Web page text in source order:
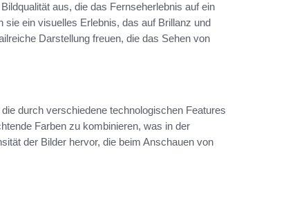
aus, die das Fernseherlebnis auf ein
sie ein visuelles Erlebnis, das auf Brillanz und
Darstellung freuen, die das Sehen von
durch verschiedene technologischen Features
Farben zu kombinieren, was in der
der Bilder hervor, die beim Anschauen von